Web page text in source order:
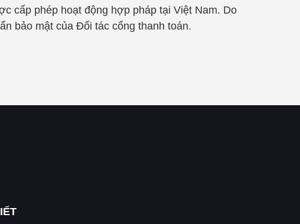
cấp phép hoạt động hợp pháp tại Việt Nam. Do
bảo mật của Đối tác cổng thanh toán.